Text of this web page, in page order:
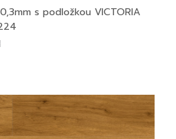
s podložkou VICTORIA